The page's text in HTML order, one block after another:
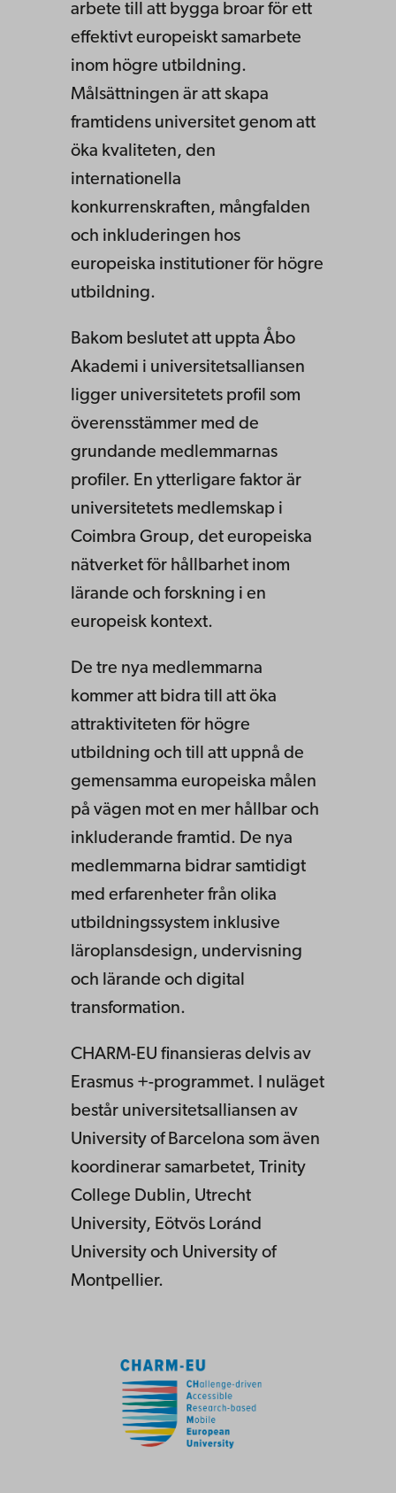
arbete till att bygga broar för ett
effektivt europeiskt samarbete
inom högre utbildning.
Målsättningen är att skapa
framtidens universitet genom att
öka kvaliteten, den
internationella
konkurrenskraften, mångfalden
och inkluderingen hos
europeiska institutioner för högre
utbildning.
Bakom beslutet att uppta Åbo
Akademi i universitetsalliansen
ligger universitetets profil som
överensstämmer med de
grundande medlemmarnas
profiler. En ytterligare faktor är
universitetets medlemskap i
Coimbra Group, det europeiska
nätverket för hållbarhet inom
lärande och forskning i en
europeisk kontext.
De tre nya medlemmarna
kommer att bidra till att öka
attraktiviteten för högre
utbildning och till att uppnå de
gemensamma europeiska målen
på vägen mot en mer hållbar och
inkluderande framtid. De nya
medlemmarna bidrar samtidigt
med erfarenheter från olika
utbildningssystem inklusive
läroplansdesign, undervisning
och lärande och digital
transformation.
CHARM-EU finansieras delvis av
Erasmus +-programmet. I nuläget
består universitetsalliansen av
University of Barcelona som även
koordinerar samarbetet, Trinity
College Dublin, Utrecht
University, Eötvös Loránd
University och University of
Montpellier.